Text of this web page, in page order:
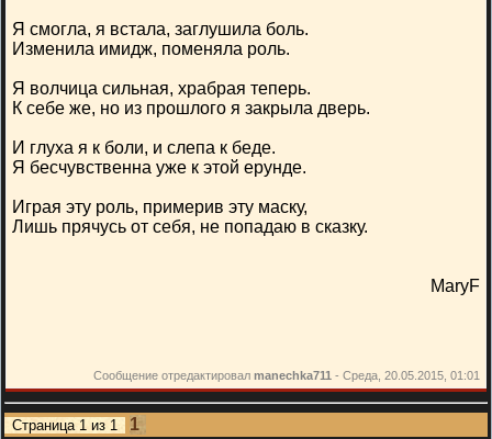
Я смогла, я встала, заглушила боль.
Изменила имидж, поменяла роль.
Я волчица сильная, храбрая теперь.
К себе же, но из прошлого я закрыла дверь.
И глуха я к боли, и слепа к беде.
Я бесчувственна уже к этой ерунде.
Играя эту роль, примерив эту маску,
Лишь прячусь от себя, не попадаю в сказку.
MaryF
Сообщение отредактировал manechka711 - Среда, 20.05.2015, 01:01
Страница 1 из 1 1